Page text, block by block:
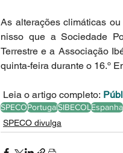
As alterações climáticas
nisso que a Sociedade
Terrestre e a Associação
quinta-feira durante o 16.º
Leia o artigo completo:
SPECOPortugalSIBECOLEspanha
SPECO divulga